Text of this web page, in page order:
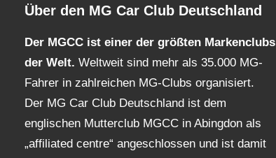
Über den MG Car Club Deutschland
Der MGCC ist einer der größten Markenclubs
der Welt.Weltweit sind mehr als 35.000 MG-
Fahrer in zahlreichen MG-Clubs organisiert.
Der MG Car Club Deutschland ist dem
englischen Mutterclub MGCC in Abingdon als
„affiliated centre“ angeschlossen und ist damit